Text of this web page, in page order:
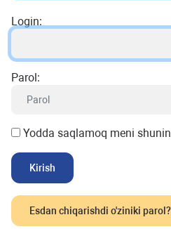
Login:
Parol:
Yodda saqlamoq meni
Esdan chiqarishdi o'ziniki parol?